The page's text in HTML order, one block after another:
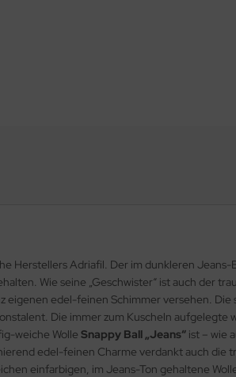
Herstellers Adriafil. Der im dunkleren
Wie seine „Geschwister“ ist auch der
eigenen edel-feinen Schimmer versehen.
Die immer zum Kuscheln aufgelegte
weiche Wolle Snappy Ball „Jeans“ ist – wie
edel-feinen Charme verdankt auch die
einfarbigen, im Jeans-Ton gehaltene